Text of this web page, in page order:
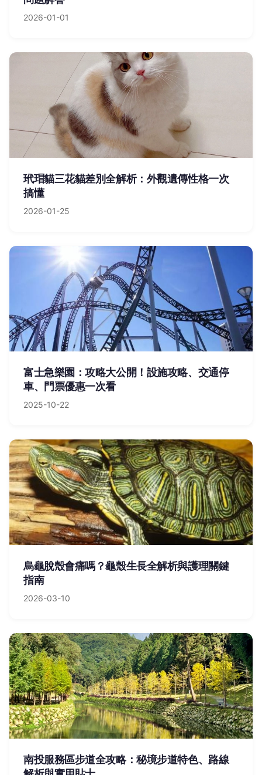
2026-01-01
玳瑁貓三花貓差別全解析：外觀遺傳性格一次
搞懂
2026-01-25
富士急樂園：攻略大公開！設施攻略、交通停
車、門票優惠一次看
2025-10-22
烏龜脫殼會痛嗎？龜殼生長全解析與護理關鍵
指南
2026-03-10
南投服務區步道全攻略：秘境步道特色、路線